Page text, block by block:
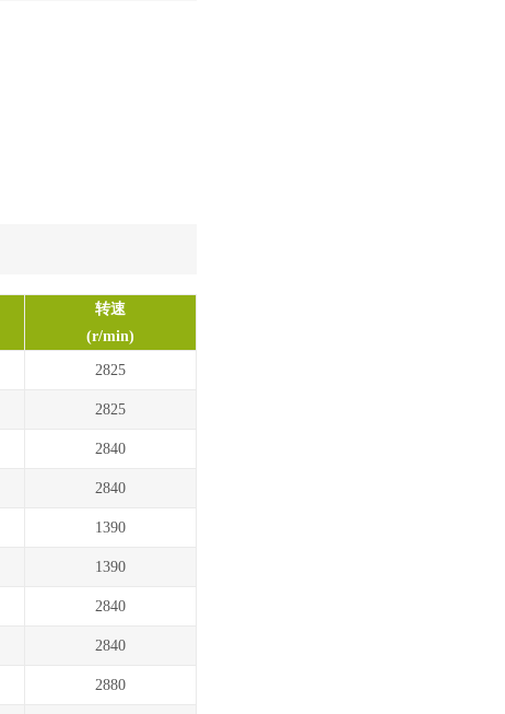
转速
(r/min)
2825
2825
2840
2840
1390
1390
2840
2840
2880